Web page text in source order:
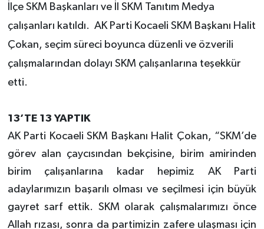
İlçe SKM Başkanları ve İl SKM Tanıtım Medya
çalışanları katıldı. AK Parti Kocaeli SKM Başkanı Halit
Çokan, seçim süreci boyunca düzenli ve özverili
çalışmalarından dolayı SKM çalışanlarına teşekkür
etti.
13’TE 13 YAPTIK
AK Parti Kocaeli SKM Başkanı Halit Çokan, “SKM’de
görev alan çaycısından bekçisine, birim amirinden
birim çalışanlarına kadar hepimiz AK Parti
adaylarımızın başarılı olması ve seçilmesi için büyük
gayret sarf ettik. SKM olarak çalışmalarımızı önce
Allah rızası, sonra da partimizin zafere ulaşması için